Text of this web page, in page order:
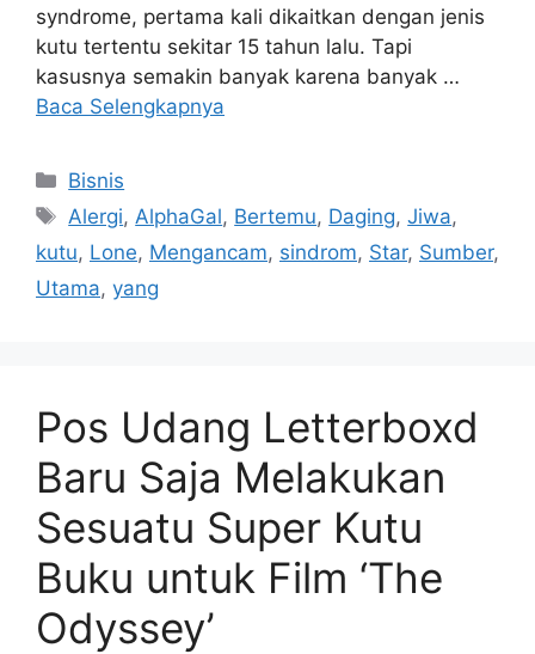
syndrome, pertama kali dikaitkan dengan jenis
kutu tertentu sekitar 15 tahun lalu. Tapi
kasusnya semakin banyak karena banyak …
Baca Selengkapnya
Kategori
Bisnis
Tag
Alergi, AlphaGal, Bertemu, Daging,Jiwa,
kutu, Lone, Mengancam, sindrom, Star, Sumber,
Utama, yang
Pos Udang Letterboxd
Baru Saja Melakukan
Sesuatu Super Kutu
Buku untuk Film ‘The
Odyssey’